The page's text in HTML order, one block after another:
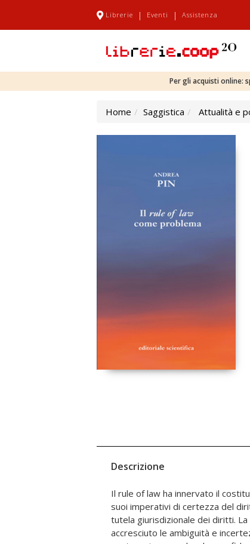
Librerie | Eventi | Assistenza
Per gli acquisti online:
Home Saggistica Attualità e
Descrizione
Il rule of law ha innervato il
suoi imperativi di certezza del
tutela giurisdizionale dei diritti. La
accresciuto le ambiguità e
affronta le torsioni dei
dell'Unione europea di farvi
post-Brexit e la fatica di
costituzionale in Medio Oriente, al